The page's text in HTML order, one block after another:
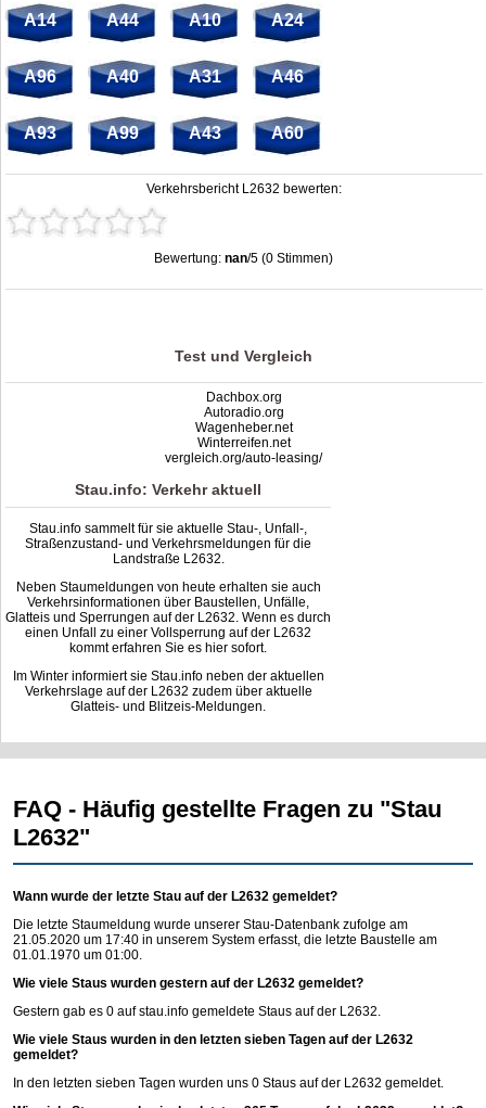
A14 A44 A10 A24
A96 A40 A31 A46
A93 A99 A43 A60
Verkehrsbericht L2632 bewerten:
Bewertung:nan/5 (0 Stimmen)
Stau L2632: Unfälle, Sperrung & Baustellen | Staumelder L2632 ,nanout of5
Test und Vergleich
Dachbox.org
Autoradio.org
Wagenheber.net
Winterreifen.net
vergleich.org/auto-leasing/
Stau.info: Verkehr aktuell
Stau.info sammelt für sie aktuelle Stau-, Unfall-,
Straßenzustand- und Verkehrsmeldungen für die
Landstraße L2632.
Neben Staumeldungen von heute erhalten sie auch
Verkehrsinformationen über Baustellen, Unfälle,
Glatteis und Sperrungen auf der L2632. Wenn es durch
einen Unfall zu einer Vollsperrung auf der L2632
kommt erfahren Sie es hier sofort.
Im Winter informiert sie Stau.info neben der aktuellen
Verkehrslage auf der L2632 zudem über aktuelle
Glatteis- und Blitzeis-Meldungen.
FAQ - Häufig gestellte Fragen zu "Stau
L2632"
Wann wurde der letzte Stau auf der L2632 gemeldet?
Die letzte Staumeldung wurde unserer Stau-Datenbank zufolge am
21.05.2020 um 17:40 in unserem System erfasst, die letzte Baustelle am
01.01.1970 um 01:00.
Wie viele Staus wurden gestern auf der L2632 gemeldet?
Gestern gab es 0 aufstau.info gemeldete Staus auf der L2632.
Wie viele Staus wurden in den letzten sieben Tagen auf der L2632
gemeldet?
In den letzten sieben Tagen wurden uns 0 Staus auf der L2632 gemeldet.